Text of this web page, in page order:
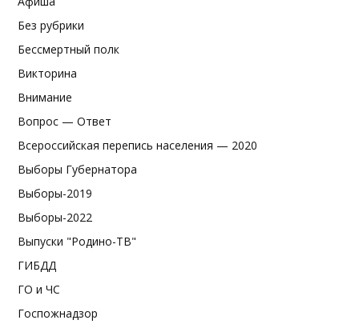
Без рубрики
Бессмертный полк
Викторина
Внимание
Вопрос — Ответ
Всероссийская перепись населения — 2020
Выборы Губернатора
Выборы-2019
Выборы-2022
Выпуски "Родино-ТВ"
ГИБДД
ГО и ЧС
Госпожнадзор